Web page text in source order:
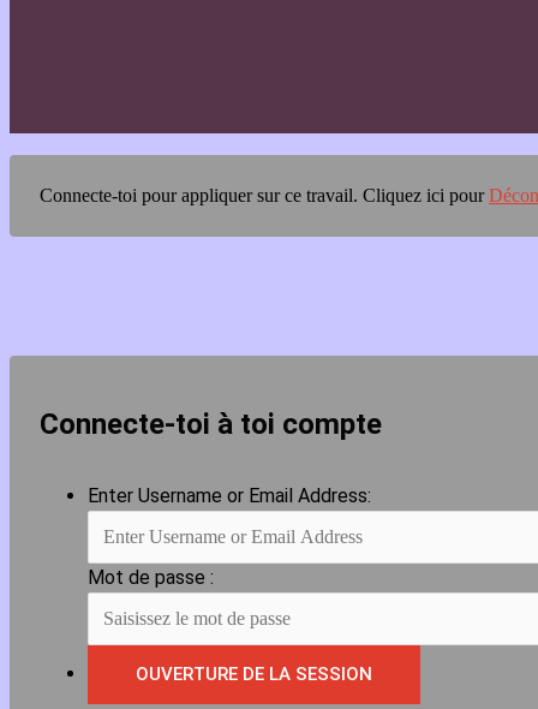
Connecte-toi pour appliquer sur ce travail. Cliquez ici pour
Connecte-toi à toi compte
Enter Username or Email Address:
Mot de passe :